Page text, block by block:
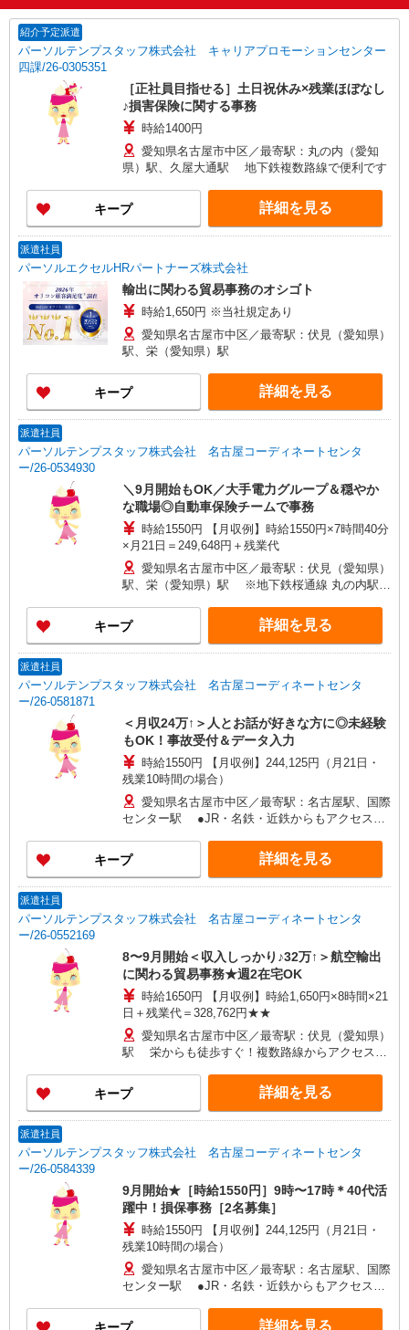
紹介予定派遣
パーソルテンプスタッフ株式会社 キャリアプロモーションセンター
四課/26-0305351
［正社員目指せる］土日祝休み×残業ほぼなし
♪損害保険に関する事務
時給1400円
愛知県名古屋市中区／最寄駅：丸の内（愛知
県）駅、久屋大通駅 地下鉄複数路線で便利です
キープ 詳細を見る
派遣社員
パーソルエクセルHRパートナーズ株式会社
輸出に関わる貿易事務のオシゴト
時給1,650円 ※当社規定あり
愛知県名古屋市中区／最寄駅：伏見（愛知県）
駅、栄（愛知県）駅
キープ 詳細を見る
派遣社員
パーソルテンプスタッフ株式会社 名古屋コーディネートセンタ
ー/26-0534930
＼9月開始もOK／大手電力グループ＆穏やか
な職場◎自動車保険チームで事務
時給1550円 【月収例】時給1550円×7時間40分
×月21日＝249,648円＋残業代
愛知県名古屋市中区／最寄駅：伏見（愛知県）
駅、栄（愛知県）駅 ※地下鉄桜通線 丸の内駅か
キープ 詳細を見る
派遣社員
パーソルテンプスタッフ株式会社 名古屋コーディネートセンタ
ー/26-0581871
＜月収24万↑＞人とお話が好きな方に◎未経験
もOK！事故受付＆データ入力
時給1550円 【月収例】244,125円（月21日・
残業10時間の場合）
愛知県名古屋市中区／最寄駅：名古屋駅、国際
センター駅 ●JR・名鉄・近鉄からもアクセス◎
キープ 詳細を見る
派遣社員
パーソルテンプスタッフ株式会社 名古屋コーディネートセンタ
ー/26-0552169
8〜9月開始＜収入しっかり♪32万↑＞航空輸出
に関わる貿易事務★週2在宅OK
時給1650円 【月収例】時給1,650円×8時間×21
日＋残業代＝328,762円★★
愛知県名古屋市中区／最寄駅：伏見（愛知県）
駅 栄からも徒歩すぐ！複数路線からアクセス便
キープ 詳細を見る
派遣社員
パーソルテンプスタッフ株式会社 名古屋コーディネートセンタ
ー/26-0584339
9月開始★［時給1550円］9時〜17時＊40代活
躍中！損保事務［2名募集］
時給1550円 【月収例】244,125円（月21日・
残業10時間の場合）
愛知県名古屋市中区／最寄駅：名古屋駅、国際
センター駅 ●JR・名鉄・近鉄からもアクセス◎
詳細を見る